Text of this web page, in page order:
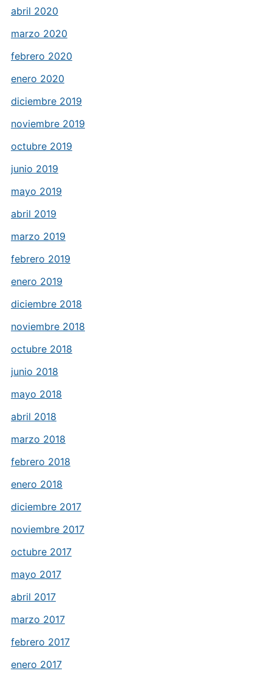
abril 2020
marzo 2020
febrero 2020
enero 2020
diciembre 2019
noviembre 2019
octubre 2019
junio 2019
mayo 2019
abril 2019
marzo 2019
febrero 2019
enero 2019
diciembre 2018
noviembre 2018
octubre 2018
junio 2018
mayo 2018
abril 2018
marzo 2018
febrero 2018
enero 2018
diciembre 2017
noviembre 2017
octubre 2017
mayo 2017
abril 2017
marzo 2017
febrero 2017
enero 2017